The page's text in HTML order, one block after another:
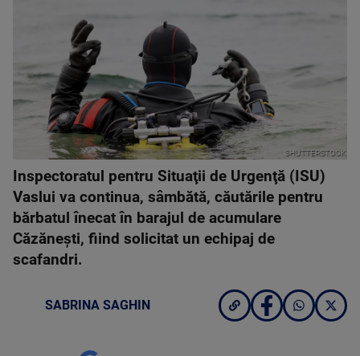
SHUTTERSTOCK
Inspectoratul pentru Situaţii de Urgenţă (ISU)
Vaslui va continua, sâmbătă, căutările pentru
bărbatul înecat în barajul de acumulare
Căzăneşti, fiind solicitat un echipaj de
scafandri.
SABRINA SAGHIN